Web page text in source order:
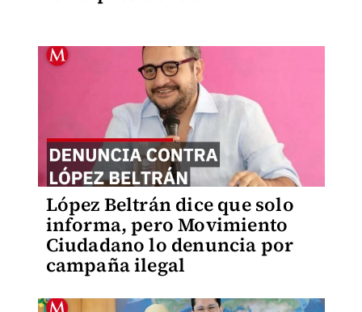
López Beltrán dice que solo
informa, pero Movimiento
Ciudadano lo denuncia por
campaña ilegal